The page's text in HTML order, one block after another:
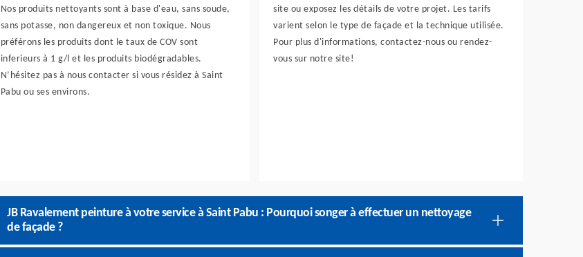
Nos produits nettoyants sont à base d'eau, sans soude,
sans potasse, non dangereux et non toxique. Nous
préférons les produits dont le taux de COV sont
inferieurs à 1 g/l et les produits biodégradables.
N’hésitez pas à nous contacter si vous résidez à Saint
Pabu ou ses environs.
site ou exposez les détails de votre projet. Les tarifs
varient selon le type de façade et la technique utilisée.
Pour plus d'informations, contactez-nous ou rendez-
vous sur notre site!
JB Ravalement peinture à votre service à Saint Pabu : Pourquoi songer à effectuer un nettoyage
de façade ?